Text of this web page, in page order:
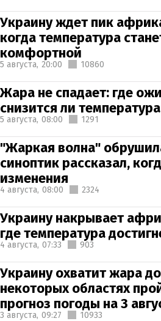
Украину ждет пик
когда температура
комфортной
5 августа, 20:00 10860
Жара не спадает: где
снизится ли
5 августа, 08:00 1291
"Жаркая волна"
синоптик рассказал,
изменения
4 августа, 08:00 2324
Украину накрывает
где температура
4 августа, 07:33 903
Украину охватит жара
некоторых областях
прогноз погоды на 3
3 августа, 09:27 10933